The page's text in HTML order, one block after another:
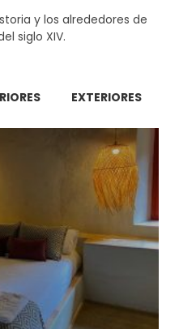
y los alrededores de
siglo XIV.
EXTERIORES